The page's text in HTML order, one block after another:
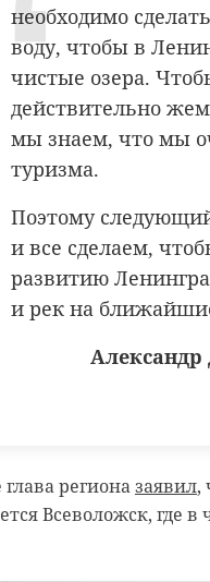
необходимо
воду, чтобы в
чистые озера.
действительно
мы знаем, что мы
туризма.
Поэтому
и все сделаем,
развитию
и рек на
Александр
глава регионазаявил,
Всеволожск, где
область